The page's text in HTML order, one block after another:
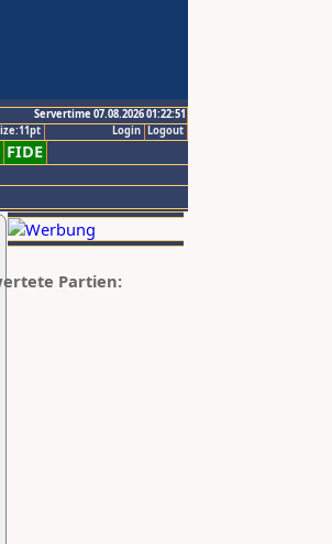
Servertime 07.08.2026 01:22:51
Logout
Login
FIDE
Partien: